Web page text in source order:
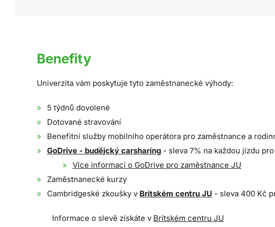
Benefity
Univerzita vám poskytuje tyto zaměstnanecké výhody:
5 týdnů dovolené
Dotované stravování
Benefitní služby mobilního operátora pro zaměstnance a
GoDrive - budějcký carsharing - sleva 7% na každou jízdu
Více informací o GoDrive pro zaměstnance JU
Zaměstnanecké kurzy
Cambridgeské zkoušky v Britském centru JU - sleva 400 Kč
Informace o slevě získáte v Britském centru JU